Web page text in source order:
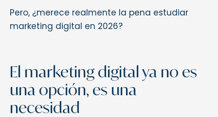
Pero, ¿merece realmente la pena estudiar
marketing digital en 2026?
El marketing digital ya no es
una opción, es una
necesidad